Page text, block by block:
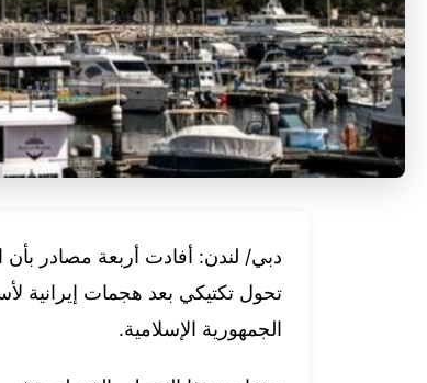
دبي/ لندن: أفادت أربعة مصادر بأن
تحول تكتيكي بعد هجمات إيرانية
الجمهورية الإسلامية.